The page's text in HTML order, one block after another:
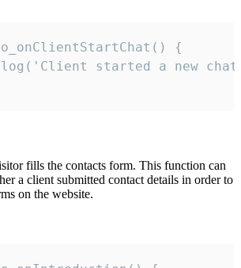
{
started a new
fills the contacts form. This function can
a client submitted contact details in order to
on the website.